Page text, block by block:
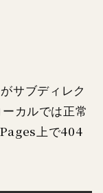
サブディレク
カルでは正常
上で404